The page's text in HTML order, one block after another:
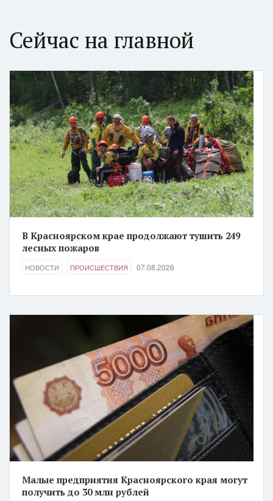
Сейчас на главной
В Красноярском крае продолжают тушить 249
лесных пожаров
НОВОСТИ ПРОИСШЕСТВИЯ 07.08.2026
Малые предприятия Красноярского края могут
получить до 30 млн рублей